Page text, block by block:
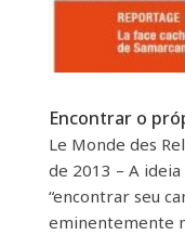
Encontrar o
Le Monde des
de 2013 – A
“encontrar seu
eminentemente